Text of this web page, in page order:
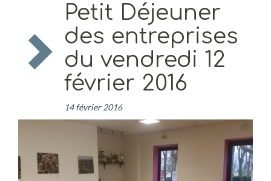
Petit Déjeuner
des entreprises
du vendredi 12
février 2016
14 février 2016